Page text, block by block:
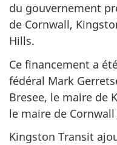
du gouvernement
de Cornwall,
Hills.
Ce financement a
fédéral Mark
Bresee, le maire de
le maire de
Kingston Transit